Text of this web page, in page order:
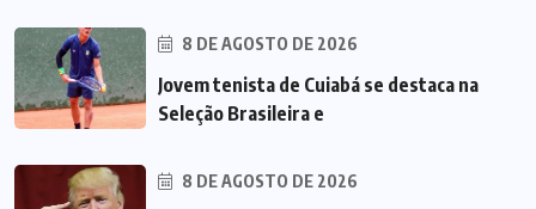
8 DE AGOSTO DE 2026
Jovem tenista de Cuiabá se destaca na
Seleção Brasileira e
8 DE AGOSTO DE 2026